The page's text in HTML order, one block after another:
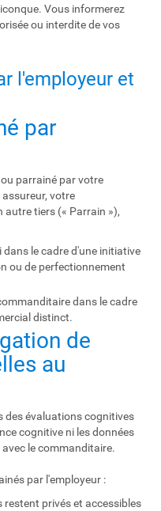
Vous informerez
ou interdite de vos
l'employeur et
par
parrainé par votre
votre
autre tiers (« Parrain »),
le cadre d'une initiative
ou de perfectionnement
dans le cadre
distinct.
de
au
des évaluations cognitives
cognitive ni les données
le commanditaire.
par l'employeur :
privés et accessibles